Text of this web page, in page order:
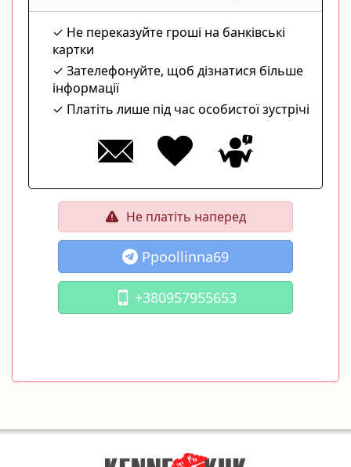
Не переказуйте гроші на банківські
картки
Зателефонуйте, щоб дізнатися більше
інформації
Платіть лише під час особистої зустрічі
Не платіть наперед
Ppoollinna69
+380957955653